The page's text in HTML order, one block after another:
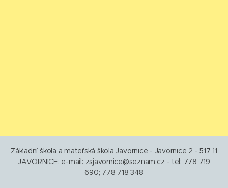
Základní škola a mateřská škola Javornice - Javornice 2 - 517 11
JAVORNICE; e-mail: zsjavornice@seznam.cz - tel: 778 719
690; 778 718 348